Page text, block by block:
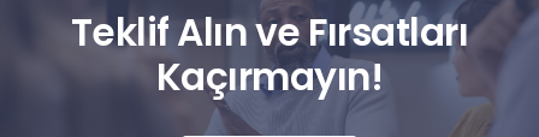
Teklif Alın ve Fırsatları
Kaçırmayın!